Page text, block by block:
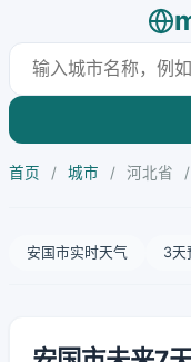
首页 / 城市 / 河北省 /
安国市实时天气 3天